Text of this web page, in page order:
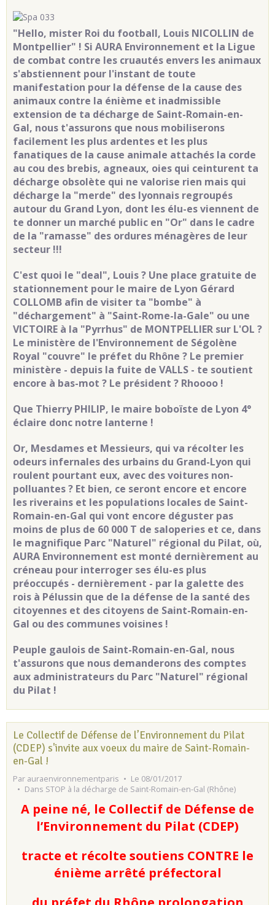
"Hello, mister Roi du football, Louis NICOLLIN de
Montpellier" ! Si AURA Environnement et la Ligue
de combat contre les cruautés envers les animaux
s'abstiennent pour l'instant de toute
manifestation pour la défense de la cause des
animaux contre la énième et inadmissible
extension de ta décharge de Saint-Romain-en-
Gal, nous t'assurons que nous mobiliserons
facilement les plus ardentes et les plus
fanatiques de la cause animale attachés la corde
au cou des brebis, agneaux, oies qui ceinturent ta
décharge obsolète qui ne valorise rien mais qui
décharge la "merde" des lyonnais regroupés
autour du Grand Lyon, dont les élu-es viennent de
te donner un marché public en "Or" dans le cadre
de la "ramasse" des ordures ménagères de leur
secteur !!!
C'est quoi le "deal", Louis ? Une place gratuite de
stationnement pour le maire de Lyon Gérard
COLLOMB afin de visiter ta "bombe" à
"déchargement" à "Saint-Rome-la-Gale" ou une
VICTOIRE à la "Pyrrhus" de MONTPELLIER sur L'OL ?
Le ministère de l'Environnement de Ségolène
Royal "couvre" le préfet du Rhône ? Le premier
ministère - depuis la fuite de VALLS - te soutient
encore à bas-mot ? Le président ? Rhoooo !
Que Thierry PHILIP, le maire boboïste de Lyon 4°
éclaire donc notre lanterne !
Or, Mesdames et Messieurs, qui va récolter les
odeurs infernales des urbains du Grand-Lyon qui
roulent pourtant eux, avec des voitures non-
polluantes ? Et bien, ce seront encore et encore
les riverains et les populations locales de Saint-
Romain-en-Gal qui vont encore déguster pas
moins de plus de 60 000 T de saloperies et ce, dans
le magnifique Parc "Naturel" régional du Pilat, où,
AURA Environnement est monté dernièrement au
créneau pour interroger ses élu-es plus
préoccupés - dernièrement - par la galette des
rois à Pélussin que de la défense de la santé des
citoyennes et des citoyens de Saint-Romain-en-
Gal ou des communes voisines !
Peuple gaulois de Saint-Romain-en-Gal, nous
t'assurons que nous demanderons des comptes
aux administrateurs du Parc "Naturel" régional
du Pilat !
Le Collectif de Défense de l’Environnement du Pilat
(CDEP) s'invite aux voeux du maire de Saint-Romain-
en-Gal !
Par auraenvironnementparis
Le 08/01/2017
Dans STOP à la décharge de Saint-Romain-en-Gal (Rhône)
A peine né, le Collectif de Défense de
l’Environnement du Pilat (CDEP)
tracte et récolte soutiens CONTRE le
énième arrêté préfectoral